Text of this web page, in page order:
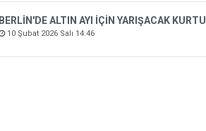
BERLİN'DE ALTIN AYI İÇİN YARIŞACAK
10 Şubat 2026 Salı 14:46